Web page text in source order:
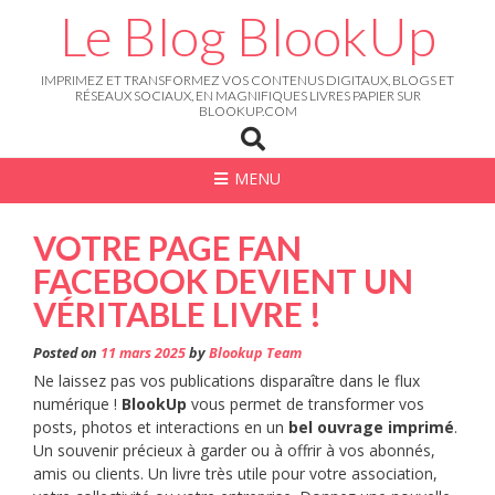
Le Blog BlookUp
IMPRIMEZ ET TRANSFORMEZ VOS CONTENUS DIGITAUX, BLOGS ET
RÉSEAUX SOCIAUX, EN MAGNIFIQUES LIVRES PAPIER SUR
BLOOKUP.COM
MENU
VOTRE PAGE FAN
FACEBOOK DEVIENT UN
VÉRITABLE LIVRE !
Posted on 11 mars 2025byBlookup Team
Ne laissez pas vos publications disparaître dans le flux
numérique ! BlookUp vous permet de transformer vos
posts, photos et interactions en un bel ouvrage imprimé.
Un souvenir précieux à garder ou à offrir à vos abonnés,
amis ou clients. Un livre très utile pour votre association,